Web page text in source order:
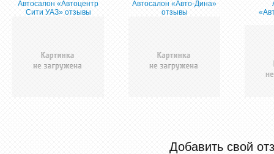
Автосалон «Автоцентр
Сити УАЗ» отзывы
Автосалон «Авто-Дина»
отзывы
Добавить свой